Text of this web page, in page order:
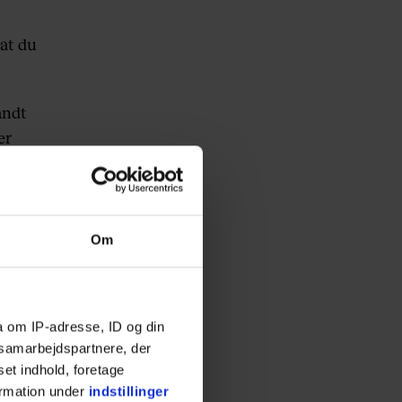
Om
om IP-adresse, ID og din
der
indhold, foretage
under indstillinger
du
i